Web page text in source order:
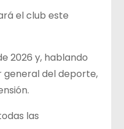
el club este
2026 y, hablando
general del deporte,
las